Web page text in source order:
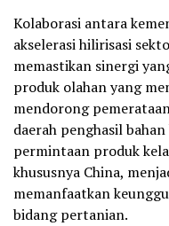
Kolaborasi antara
akselerasi hilirisasi
memastikan sinergi
produk olahan yang
mendorong
daerah penghasil
permintaan produk
khususnya China,
memanfaatkan
bidang pertanian.